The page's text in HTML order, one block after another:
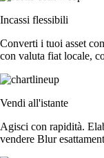
Incassi flessibili
Converti i tuoi asset
con valuta fiat locale,
Vendi all'istante
Agisci con rapidità.
vendere Blur